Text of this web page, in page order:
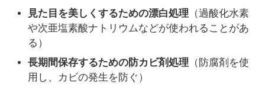
見た目を美しくするための漂白処理 （過酸化水素
や次亜塩素酸ナトリウムなどが使われることがあ
る）
長期間保存するための防カビ剤処理 （防腐剤を使
用し、カビの発生を防ぐ）